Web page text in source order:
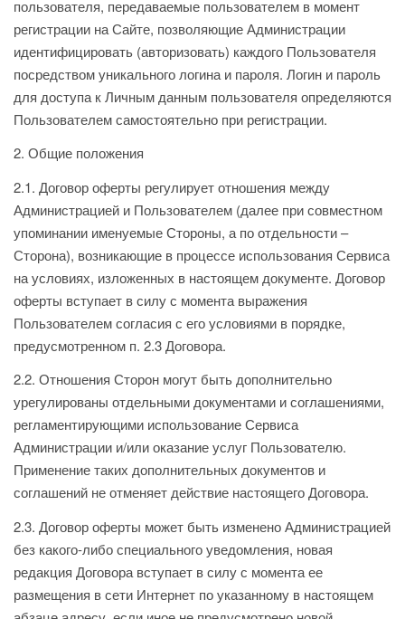
пользователя, передаваемые пользователем в момент
регистрации на Сайте, позволяющие Администрации
идентифицировать (авторизовать) каждого Пользователя
посредством уникального логина и пароля. Логин и пароль
для доступа к Личным данным пользователя определяются
Пользователем самостоятельно при регистрации.
2. Общие положения
2.1. Договор оферты регулирует отношения между
Администрацией и Пользователем (далее при совместном
упоминании именуемые Стороны, а по отдельности –
Сторона), возникающие в процессе использования Сервиса
на условиях, изложенных в настоящем документе. Договор
оферты вступает в силу с момента выражения
Пользователем согласия с его условиями в порядке,
предусмотренном п. 2.3 Договора.
2.2. Отношения Сторон могут быть дополнительно
урегулированы отдельными документами и соглашениями,
регламентирующими использование Сервиса
Администрации и/или оказание услуг Пользователю.
Применение таких дополнительных документов и
соглашений не отменяет действие настоящего Договора.
2.3. Договор оферты может быть изменено Администрацией
без какого-либо специального уведомления, новая
редакция Договора вступает в силу с момента ее
размещения в сети Интернет по указанному в настоящем